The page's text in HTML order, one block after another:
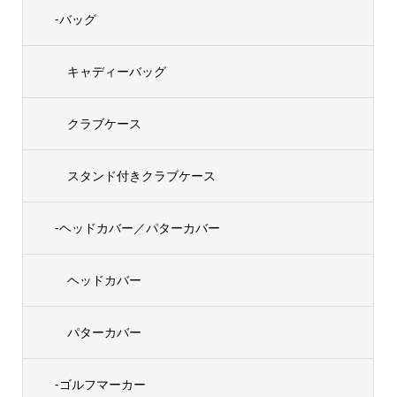
-バッグ
キャディーバッグ
クラブケース
スタンド付きクラブケース
-ヘッドカバー／パターカバー
ヘッドカバー
パターカバー
-ゴルフマーカー